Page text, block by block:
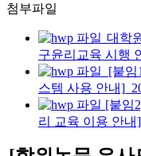
첨부파일
대학
구윤리교육 시행
[붙임
스템 사용 안내
[붙임
리 교육 이용 안내